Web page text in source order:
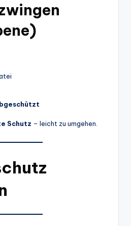
Schutz – leicht zu umgehen.